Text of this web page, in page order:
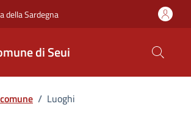
della Sardegna
di Seui
/ Luoghi